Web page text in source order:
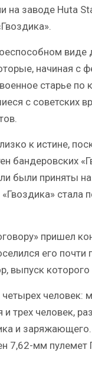
на заводе Huta
виде
начиная с
старье
с советских
к истине,
бандеровских
были приняты
пришел
его
выпуск
человек:
и трех человек,
и
7,62-мм пулемет